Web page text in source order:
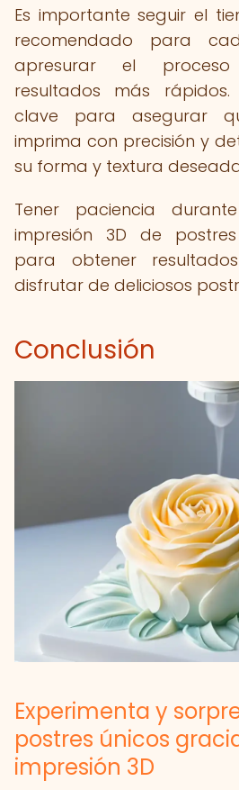
Es importante seguir el
recomendado para
apresurar el
resultados más
clave para asegurar
imprima con precisión y
su forma y textura
Tener paciencia
impresión 3D de
para obtener
disfrutar de deliciosos
Conclusión
Experimenta y
postres únicos
impresión 3D